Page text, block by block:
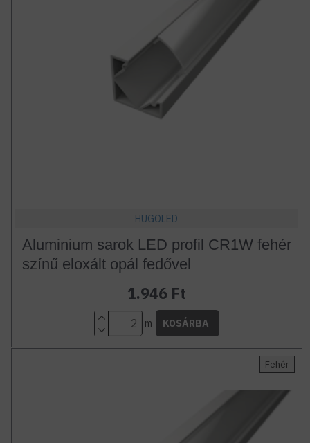
HUGOLED
Aluminium sarok LED profil CR1W fehér
színű eloxált opál fedővel
1.946 Ft
m KOSÁRBA
Fehér